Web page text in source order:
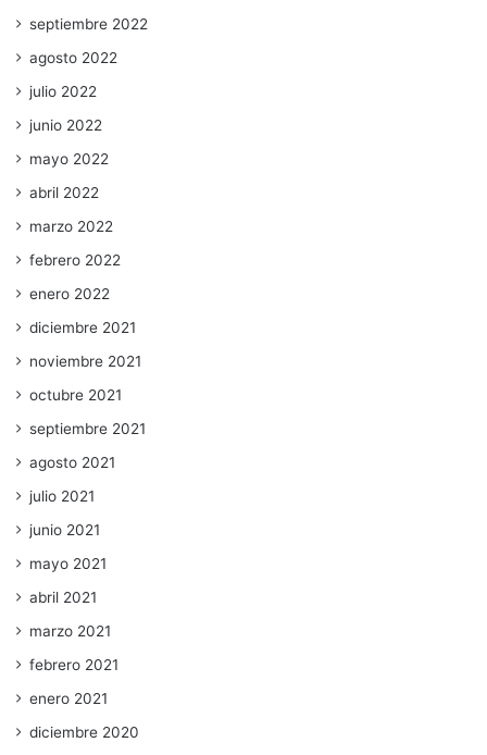
septiembre 2022
agosto 2022
julio 2022
junio 2022
mayo 2022
abril 2022
marzo 2022
febrero 2022
enero 2022
diciembre 2021
noviembre 2021
octubre 2021
septiembre 2021
agosto 2021
julio 2021
junio 2021
mayo 2021
abril 2021
marzo 2021
febrero 2021
enero 2021
diciembre 2020